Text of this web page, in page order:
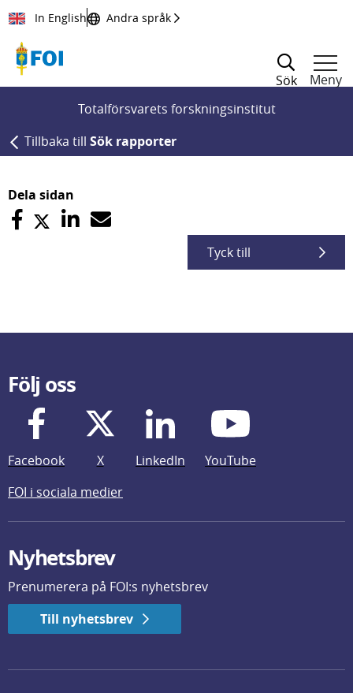
Till innehållet
In English Andra språk
Sök
Meny
Totalförsvarets forskningsinstitut
Tillbaka till Sök rapporter
Dela sidan
Tyck till
Följ oss
Facebook X LinkedIn
YouTube
FOI i sociala medier
Nyhetsbrev
Prenumerera på FOI:s nyhetsbrev
Till nyhetsbrev